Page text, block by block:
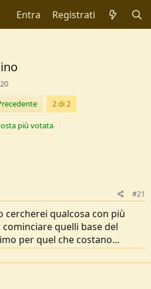
Entra Registrati
2 di 2
più votata
#21
cercherei qualcosa con più
quelli base del
per quel che costano...